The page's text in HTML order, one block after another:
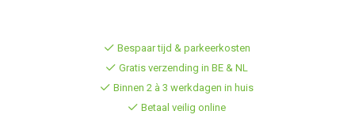
Bespaar tijd & parkeerkosten
Gratis verzending in BE & NL
Binnen 2 à 3 werkdagen in huis
Betaal veilig online